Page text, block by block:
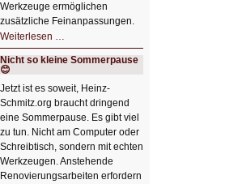
Werkzeuge ermöglichen
zusätzliche Feinanpassungen.
Weiterlesen …
Bildverschönerung
mit
einem
HIZ606:
Bildverschönerung
mit
einem
Klick
Nicht so kleine Sommerpause
😊
Jetzt ist es soweit, Heinz-
Schmitz.org braucht dringend
eine Sommerpause. Es gibt viel
zu tun. Nicht am Computer oder
Schreibtisch, sondern mit echten
Werkzeugen. Anstehende
Renovierungsarbeiten erfordern